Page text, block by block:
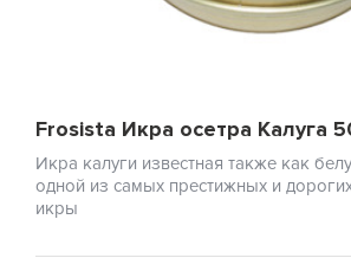
Frosista Икра осетра Калуга
Икра калуги известная также как
одной из самых престижных и
икры